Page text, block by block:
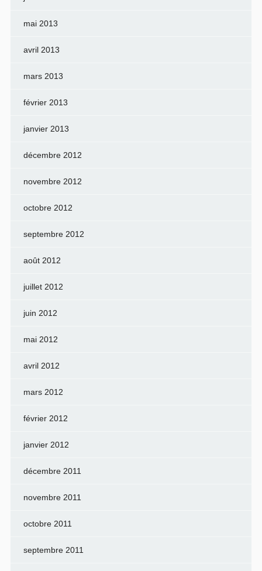
mai 2013
avril 2013
mars 2013
février 2013
janvier 2013
décembre 2012
novembre 2012
octobre 2012
septembre 2012
août 2012
juillet 2012
juin 2012
mai 2012
avril 2012
mars 2012
février 2012
janvier 2012
décembre 2011
novembre 2011
octobre 2011
septembre 2011